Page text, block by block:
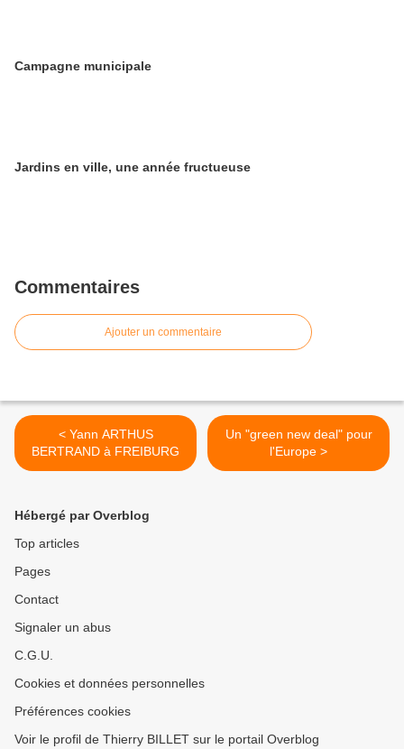
Campagne municipale
Jardins en ville, une année fructueuse
Commentaires
Ajouter un commentaire
< Yann ARTHUS
BERTRAND à FREIBURG
Un "green new deal" pour
l'Europe >
Hébergé par Overblog
Top articles
Pages
Contact
Signaler un abus
C.G.U.
Cookies et données personnelles
Préférences cookies
Voir le profil de Thierry BILLET sur le portail Overblog